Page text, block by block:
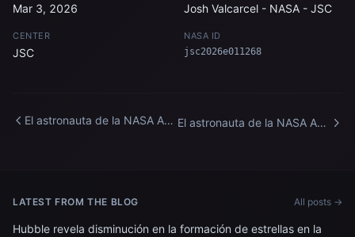
Mar 3, 2026 Josh Valcarcel - NASA - JSC
CENTER
JSC
NASA ID
jsc2026e011268
El astronauta de la NASA Anil El astronauta de la NASA Anil
LATEST FROM THE BLOG All posts →
Hubble revela disminución en la formación de estrellas en la